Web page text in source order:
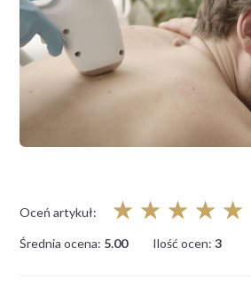
Oceń artykuł: ☆ ☆ ☆ ☆ ☆
Średnia ocena: 5.00 Ilość ocen: 3